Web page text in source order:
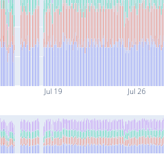
Jul 19 Jul 26